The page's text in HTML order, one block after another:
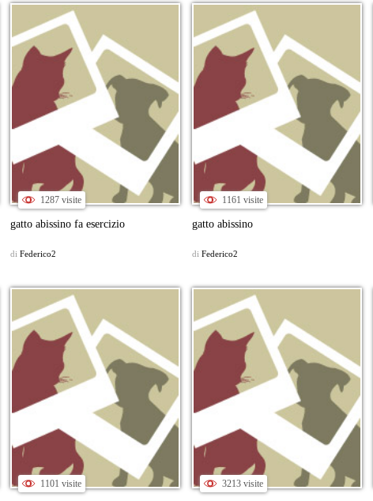
1287 visite
gatto abissino fa esercizio
di Federico2
1161 visite
gatto abissino
di Federico2
1101 visite 3213 visite